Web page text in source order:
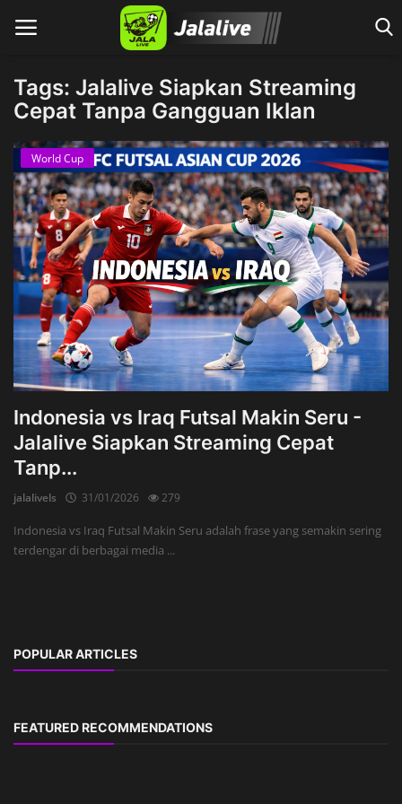
Tags: Jalalive Siapkan Streaming
Cepat Tanpa Gangguan Iklan
World Cup
Indonesia vs Iraq Futsal Makin Seru -
Jalalive Siapkan Streaming Cepat
Tanp...
jalalivels 31/01/2026 279
Indonesia vs Iraq Futsal Makin Seru adalah frase yang semakin sering
terdengar di berbagai media ...
POPULAR ARTICLES
FEATURED RECOMMENDATIONS